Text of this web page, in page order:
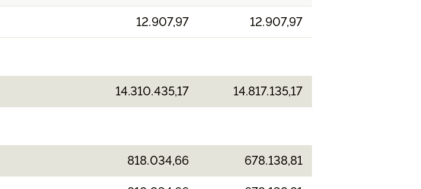
12.907,97 12.907,97
14.310.435,17 14.817.135,17
818.034,66 678.138,81